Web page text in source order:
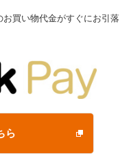
買い物代金がすぐにお引落
ら